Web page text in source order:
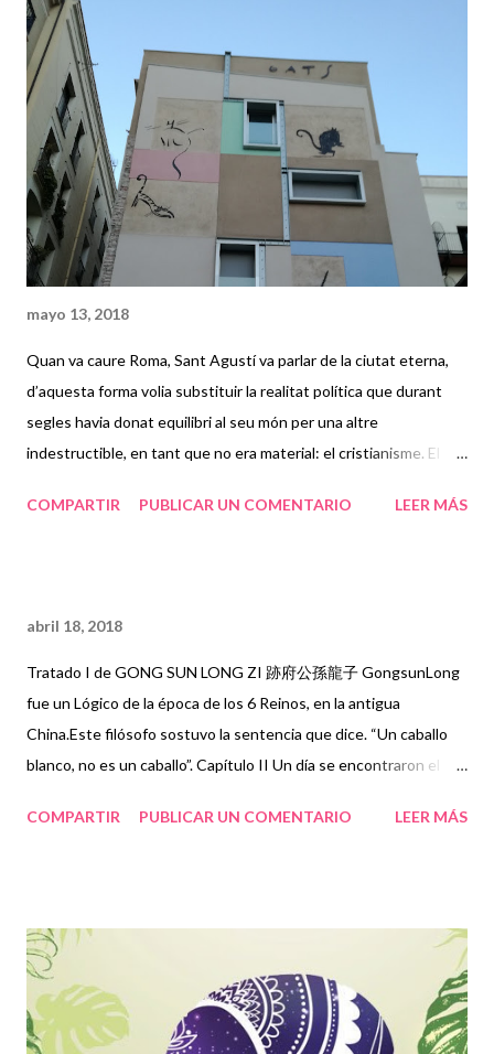
mayo 13, 2018
Quan va caure Roma, Sant Agustí va parlar de la ciutat eterna,
d’aquesta forma volia substituir la realitat política que durant
segles havia donat equilibri al seu món per una altre
indestructible, en tant que no era material: el cristianisme. El
ser el concepte de Civilització, lligat al progrés, a la ciència, a la
places, el paisatge on vivim i sobre tot allò que entenem i que
marca els límits del que pensem. De nou, la ciutat eterna cau i
decau. La Historia d’Occident s’esgota, el seu motor, la dualitat,
s’ha detingut per la necessitat d’emmurallar-se. Dins les seves
muralles les persones i el pensament viuen una vida ociosa, creix
l’ànima i l’espera...
COMPARTIR PUBLICAR UN COMENTARIO LEER MÁS
abril 18, 2018
Tratado I de GONG SUN LONG ZI 跡府公孫龍子 GongsunLong
fue un Lógico de la época de los 6 Reinos, en la antigua
China.Este filósofo sostuvo la sentencia que dice. “Un caballo
blanco, no es un caballo”. Capítulo II Un día se encontraron el
Yuan, deL ESTADO DE Chao. Chuan dijo: “Siempre he oído
no es un caballo”. Le ruego que aparte esa doctrina, y entonces,
yo, Chuan, le rogaré ser su Discípulo.” El filósofo GongsunLong,
dijo: “¡Lo que Su Señoria dice, es una equivocación!
Precisamente, por lo que el maestro GongsunLong es famoso,
COMPARTIR PUBLICAR UN COMENTARIO LEER MÁS